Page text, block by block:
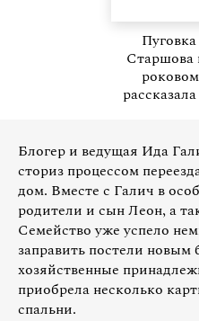
Старшова
Блогер и ведущая Ида
сториз процессом
дом. Вместе с Галич в
родители и сын Леон, а
Семейство уже успело
заправить постели новым
хозяйственные
приобрела несколько
спальни.